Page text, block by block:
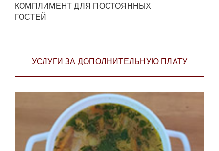
КОМПЛИМЕНТ ДЛЯ ПОСТОЯННЫХ
ГОСТЕЙ
УСЛУГИ ЗА ДОПОЛНИТЕЛЬНУЮ ПЛАТУ